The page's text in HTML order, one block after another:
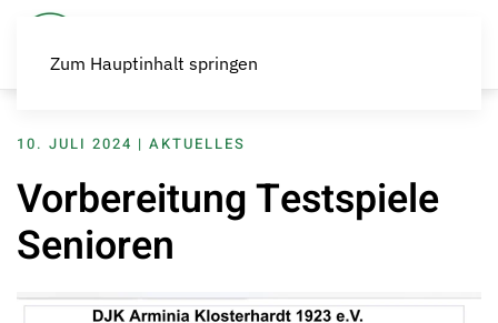
Zum Hauptinhalt springen
10. JULI 2024 | AKTUELLES
Vorbereitung Testspiele
Senioren